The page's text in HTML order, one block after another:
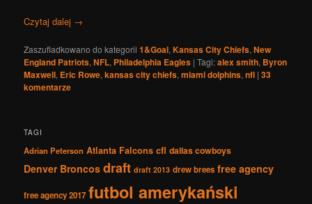
Czytaj dalej →
Zaszufladkowano do kategorii 1&Goal,Kansas City Chiefs,New
England Patriots,NFL, Philadelphia Eagles |Tagi:alex smith, Byron
Maxwell, Eric Rowe,kansas city chiefs,miami dolphins,nfl |33
komentarze
TAGI
Adrian Peterson Atlanta Falcons cfl dallas cowboys
Denver Broncos draft draft 2013 drew brees free agency
free agency 2017 futbol amerykański